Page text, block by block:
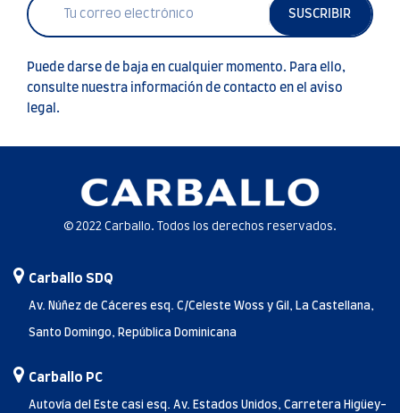
SUSCRIBIR
Puede darse de baja en cualquier momento. Para ello,
consulte nuestra información de contacto en el aviso
legal.
© 2022 Carballo. Todos los derechos reservados.
Carballo SDQ
Av. Núñez de Cáceres esq. C/Celeste Woss y Gil, La Castellana,
Santo Domingo, República Dominicana
Carballo PC
Autovía del Este casi esq. Av. Estados Unidos, Carretera Higüey-